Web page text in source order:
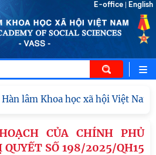
E-office English
lâm Khoa học xã hội Việt Nam
CỦA CHÍNH PHỦ
SỐ 198/2025/QH15